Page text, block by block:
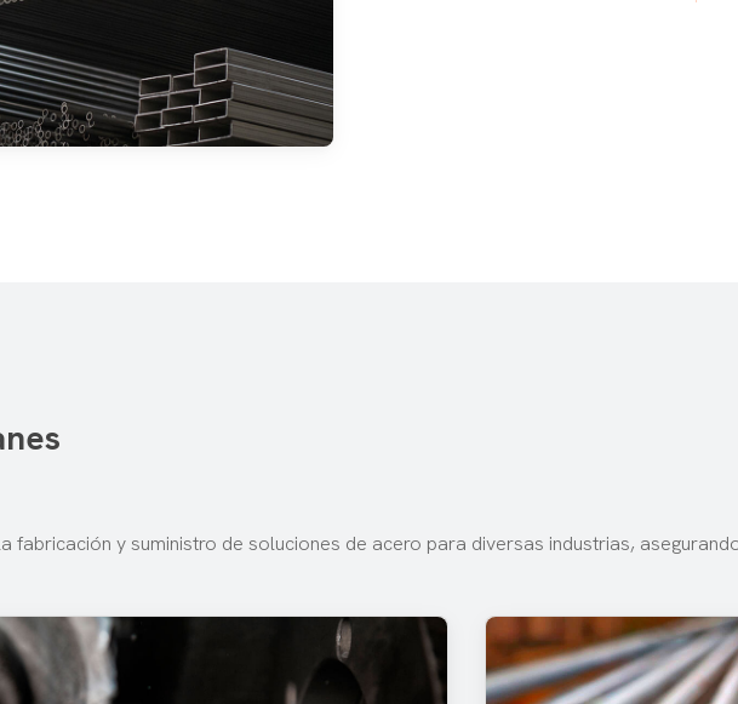
fabricación y suministro de soluciones de acero para diversas industrias,